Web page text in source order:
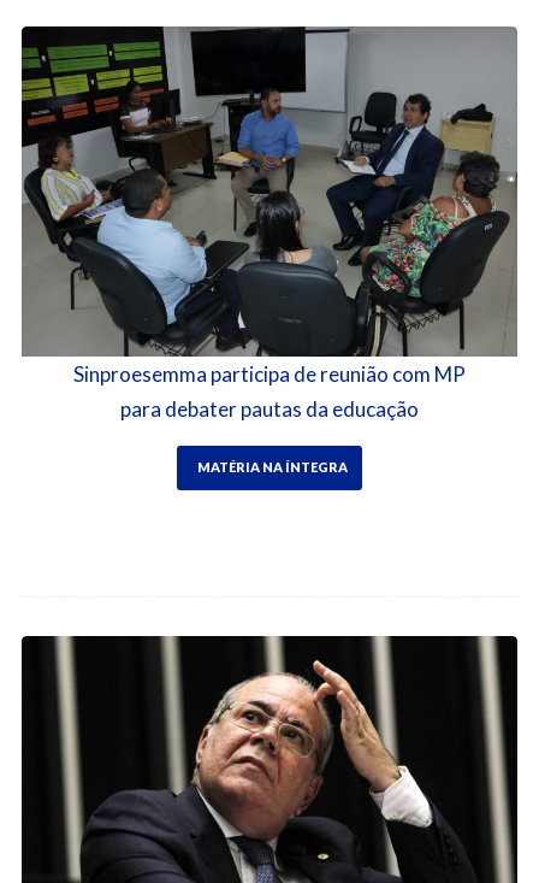
Sinproesemma participa de reunião com MP
para debater pautas da educação
MATÉRIA NA ÍNTEGRA